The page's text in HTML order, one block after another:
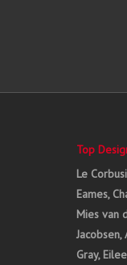
Top
Le
Eames,
Mies van
Jacobsen,
Gray,